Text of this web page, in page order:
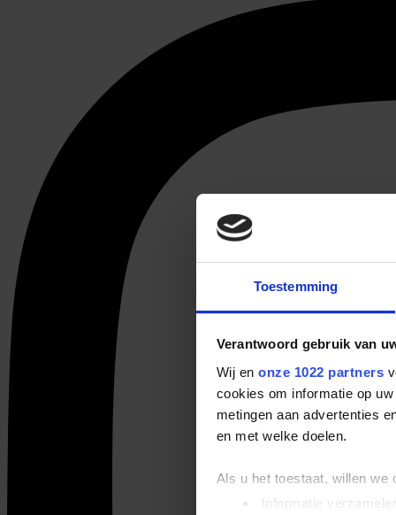
Toestemming
Verantwoord gebruik van
Wij en onze 1022 partners
cookies om informatie op
metingen aan advertenties
en met welke doelen.
Als u het toestaat, willen we
Informatie